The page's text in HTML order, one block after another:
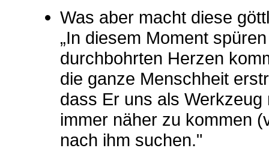
Was aber macht diese
„In diesem Moment
durchbohrten Herzen
die ganze Menschheit
dass Er uns als
immer näher zu kommen
nach ihm suchen."